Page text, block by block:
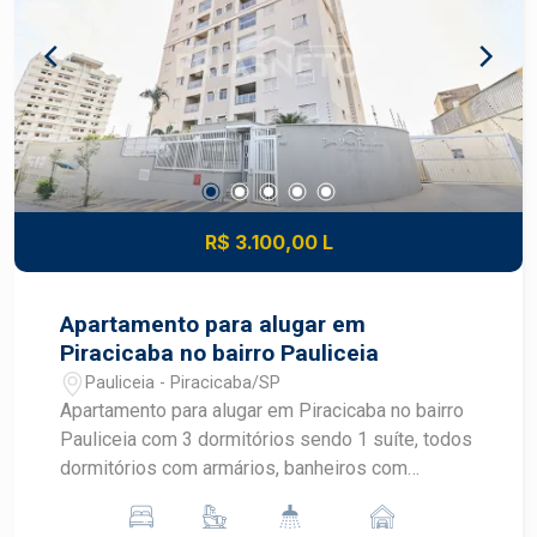
quem busca morar com conforto e qualidade de
vida em uma das regiões mais desejadas de
Piracicaba. Construa seu futuro com quem é
agente de desenvolvimento do mercado
imobiliário de Piracicaba. Agende sua visita!
R$ 3.100,00 L
Apartamento para alugar em
Piracicaba no bairro Pauliceia
Pauliceia - Piracicaba/SP
Apartamento para alugar em Piracicaba no bairro
Pauliceia com 3 dormitórios sendo 1 suíte, todos
dormitórios com armários, banheiros com
varanda com churrasqueira, cozinha completa de